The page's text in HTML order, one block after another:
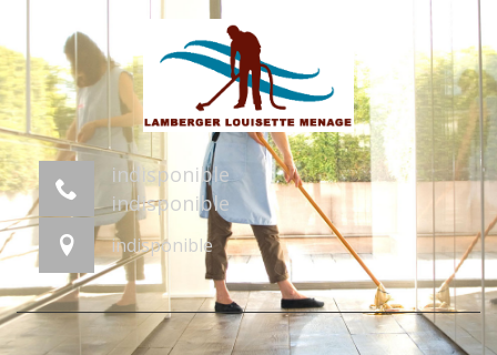
indisponible
indisponible
indisponible